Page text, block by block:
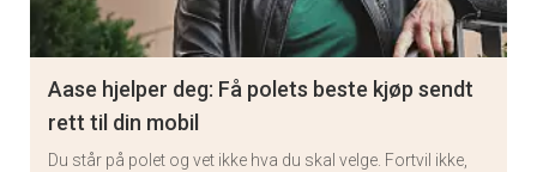
Aase hjelper deg: Få polets beste kjøp sendt
rett til din mobil
Du står på polet og vet ikke hva du skal velge. Fortvil ikke,